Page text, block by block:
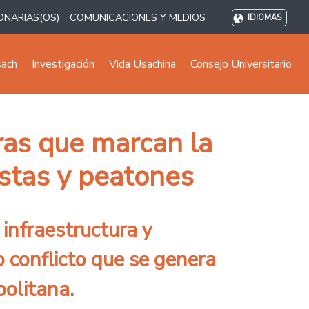
COMUNICACIONES Y MEDIOS IDIOMAS
Investigación Vida Usachina Consejo Universitario
que marcan la
y peatones
y
que se genera